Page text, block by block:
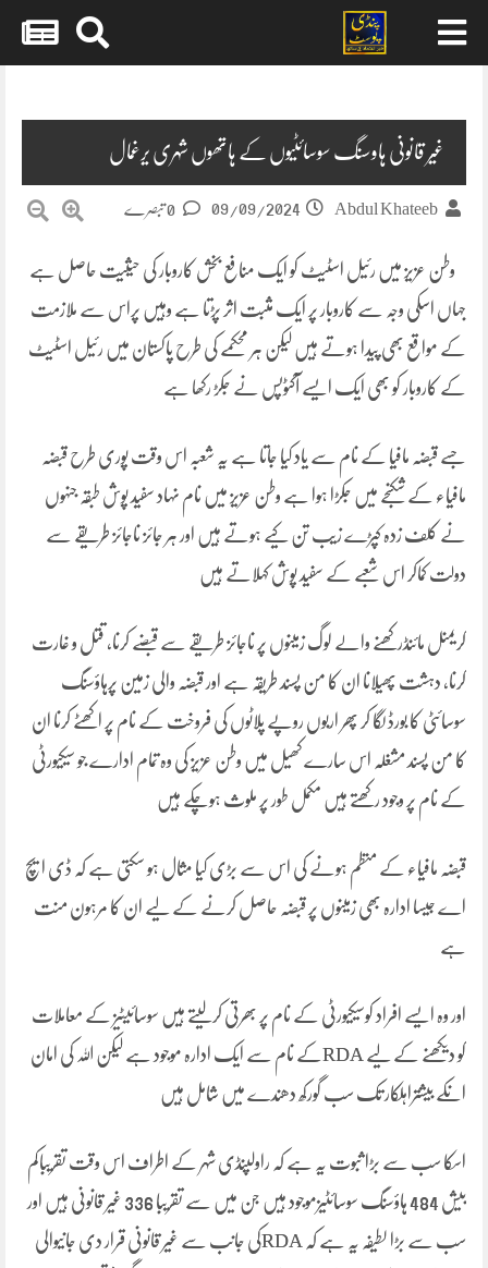
غیر قانونی ہاوسنگ سوسائٹیوں کے ہاتھوں شہری یرغمال
Abdul Khateeb
09/09/2024
وطن عزیز میں رئیل اسٹیٹ کو ایک منافع بخش کاروبار کی حیثیت حاصل ہے
جہاں اسکی وجہ سے کاروبار پر ایک مثبت اثر پڑتا ہے وہیں پراس سے ملازمت
کے مواقع بھی پیدا ہوتے ہیں لیکن ہر محکمے کی طرح پاکستان میں رئیل اسٹیٹ
کے کاروبار کو بھی ایک ایسے آکٹوپس نے جکڑ رکھا ہے
جسے قبضہ مافیا کے نام سے یاد کیا جاتا ہے یہ شعبہ اس وقت پوری طرح قبضہ
مافیاء کے شکنجے میں جکڑا ہوا ہے وطن عزیز میں نام نہاد سفید پوش طبقہ جنہوں
نے کلف زدہ کپڑے زیب تن کیے ہوتے ہیں اور ہر جائز ناجائز طریقے سے
دولت کماکر اس شعبے کے سفید پوش کہلاتے ہیں
کریمنل مائنڈرکھنے والے لوگ زمینوں پر ناجائز طریقے سے قبضے کرنا، قتل و غارت
کرنا، دہشت پھیلانا ان کا من پسند طریقہ ہے اور قبضہ والی زمین پرہاؤسنگ
سوسائٹی کا بورڈ لگا کر پھر اربوں روپے پلاٹوں کی فروخت کے نام پر اکھٹے کرنا ان
کا من پسند مشغلہ اس سارے کھیل میں وطن عزیز کی وہ تمام ادارے جو سیکیورٹی
کے نام پر وجود رکھتے ہیں مکمل طور پر ملوث ہوچکے ہیں
قبضہ مافیاء کے منظم ہونے کی اس سے بڑی کیا مثال ہو سکتی ہے کہ ڈی ایچ
اے جیسا ادارہ بھی زمینوں پر قبضہ حاصل کرنے کے لیے ان کا مرہون منت
ہے
اور وہ ایسے افراد کوسیکیورٹی کے نام پر بھرتی کرلیتے ہیں سوسائیٹیز کے معاملات
کو دیکھنے کے لیے RDAکے نام سے ایک ادارہ موجود ہے لیکن اللہ کی امان
انکے بیشتراہلکار تک سب گورکھ دھندے میں شامل ہیں
اسکا سب سے بڑا ثبوت یہ ہے کہ راولپنڈی شہر کے اطراف اس وقت تقریباکم
بیش 484 ہاؤسنگ سوسائٹیزموجود ہیں جن میں سے تقریبا 336 غیر قانونی ہیں اور
سب سے بڑا لطیفہ یہ ہے کہ RDAکی جانب سے غیر قانونی قرار دی جانیوالی